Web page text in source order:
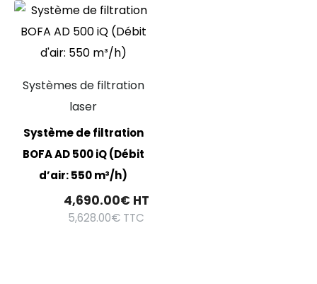
Systèmes de filtration
laser
Système de filtration
BOFA AD 500 iQ (Débit
d’air: 550 m³/h)
4,690.00€ HT
5,628.00€ TTC